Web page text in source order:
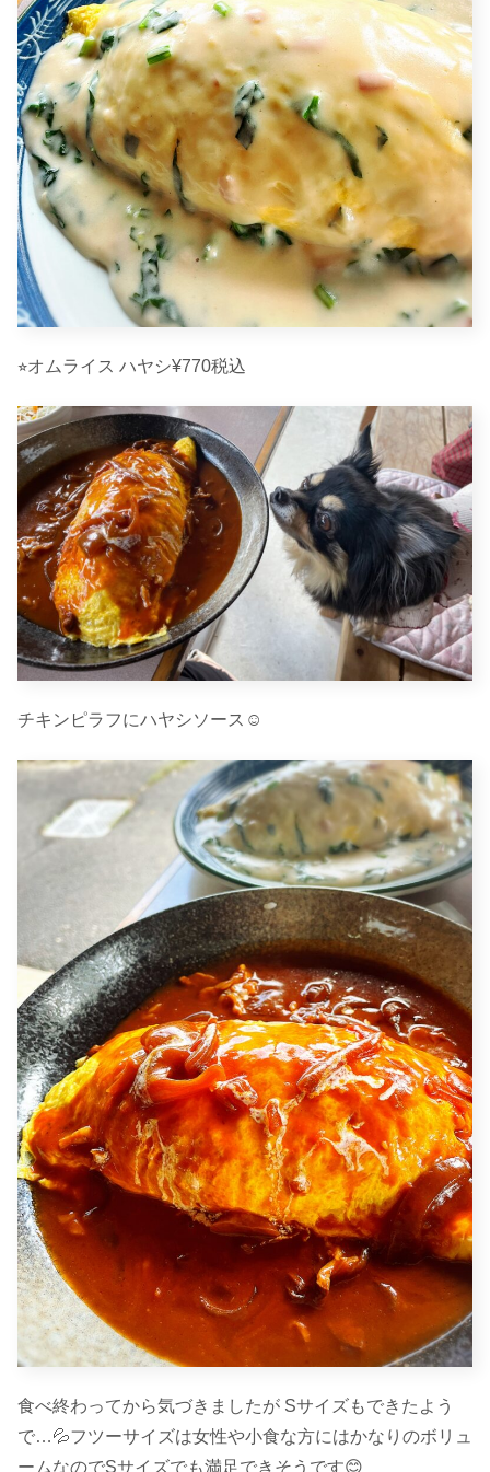
⭐︎オムライス ハヤシ¥770税込
チキンピラフにハヤシソース☺︎
食べ終わってから気づきましたが Sサイズもできたよう
で…💦フツーサイズは女性や小食な方にはかなりのボリュ
ームなのでSサイズでも満足できそうです😊